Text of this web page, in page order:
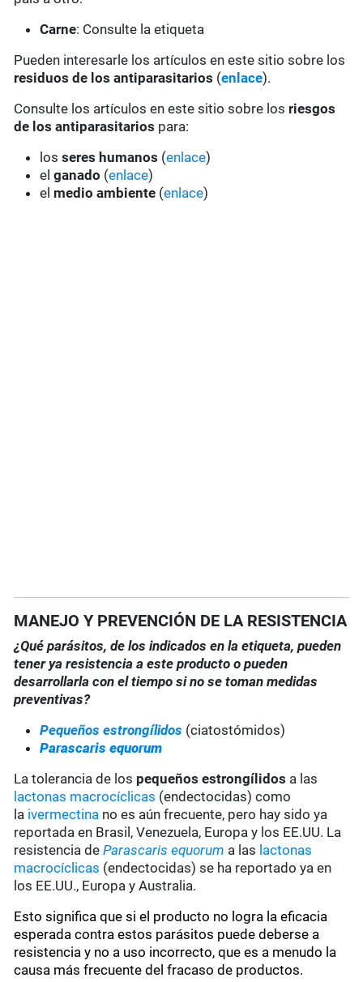
Carne: Consulte la etiqueta
Pueden interesarle los artículos en este sitio sobre los
residuos de los antiparasitarios (enlace).
Consulte los artículos en este sitio sobre los riesgos
de los antiparasitarios para:
losseres humanos (enlace)
elganado (enlace)
el medio ambiente (enlace)
MANEJO Y PREVENCIÓN DE LA RESISTENCIA
¿Qué parásitos, de los indicados en la etiqueta, pueden
tener ya resistencia a este producto o pueden
desarrollarla con el tiempo si no se toman medidas
preventivas?
Pequeños estrongílidos (ciatostómidos)
Parascaris equorum
La tolerancia de los pequeños estrongílidos a las
lactonas macrocíclicas (endectocidas) como
la ivermectina no es aún frecuente, pero hay sido ya
reportada en Brasil, Venezuela, Europa y los EE.UU. La
resistencia deParascaris equorum a las lactonas
macrocíclicas (endectocidas) se ha reportado ya en
los EE.UU., Europa y Australia.
Esto significa que si el producto no logra la eficacia
esperada contra estos parásitos puede deberse a
resistencia y no a uso incorrecto, que es a menudo la
causa más frecuente del fracaso de productos.